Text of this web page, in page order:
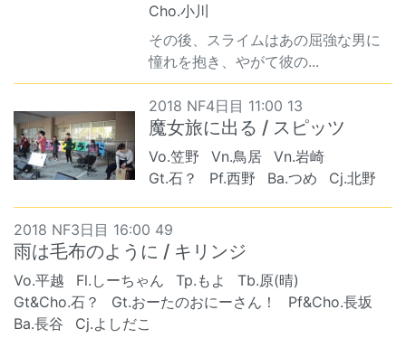
Cho.小川
その後、スライムはあの屈強な男に
憧れを抱き、やがて彼の...
2018 NF4日目 11:00 13
魔女旅に出る / スピッツ
Vo.笠野 Vn.鳥居
Vn.岩崎
Gt.石？
Pf.西野 Ba.つめ Cj.北野
2018 NF3日目 16:00 49
雨は毛布のように / キリンジ
Vo.平越 Fl.しーちゃん Tp.もよ
Tb.原(晴)
Gt&Cho.石？
Gt.おーたのおにーさん！
Pf&Cho.長坂
Ba.長谷
Cj.よしだこ